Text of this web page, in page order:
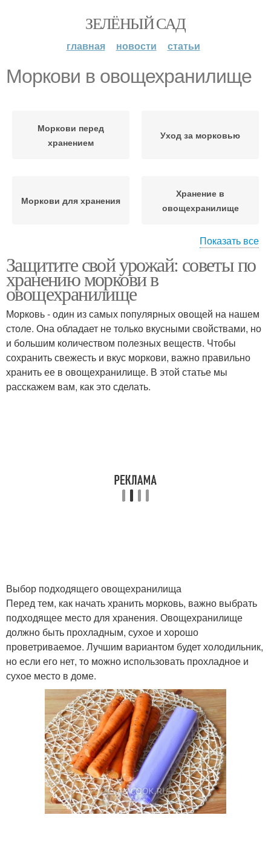
ЗЕЛЁНЫЙ САД
главная новости статьи
Моркови в овощехранилище
Моркови перед
хранением
Уход за морковью
Моркови для хранения
Хранение в
овощехранилище
овощехранилище
Гнили на моркови
Моркови при хранении Морковь при хранении
Показать все
Защитите свой урожай: советы по
хранению моркови в
овощехранилище
Морковь - один из самых популярных овощей на нашем
столе. Она обладает не только вкусными свойствами, но
и большим количеством полезных веществ. Чтобы
сохранить свежесть и вкус моркови, важно правильно
хранить ее в овощехранилище. В этой статье мы
расскажем вам, как это сделать.
Выбор подходящего овощехранилища
Перед тем, как начать хранить морковь, важно выбрать
подходящее место для хранения. Овощехранилище
должно быть прохладным, сухое и хорошо
проветриваемое. Лучшим вариантом будет холодильник,
но если его нет, то можно использовать прохладное и
сухое место в доме.